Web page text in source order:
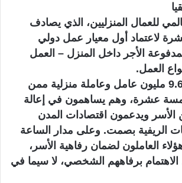
للعمال المنزليين، الذي يصادف
لاعتماد أول معيار عمل دولي
الأجر داخل المنزل – العمل
العمل.
تضم أفريقيا نحو 9.6 مليون عامل وعاملة منزلية ممن
عشرة، وهم يساهمون في إعالة
ويدعمون اقتصادات المدن
الريفية بصمت. وعلى مدار الساعة
العاملون لضمان رفاهية الأسر،
الاهتمام برفاههم الشخصي، لا سيما في